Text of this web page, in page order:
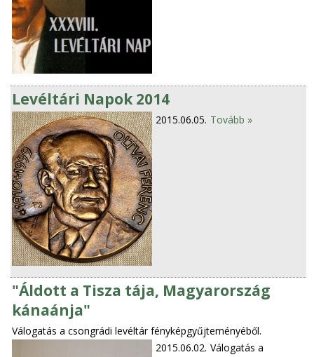
Levéltári Napok 2014
2015.06.05. Tovább »
"Áldott a Tisza tája, Magyarország
kánaánja"
Válogatás a csongrádi levéltár fényképgyűjteményéből.
2015.06.02. Válogatás a